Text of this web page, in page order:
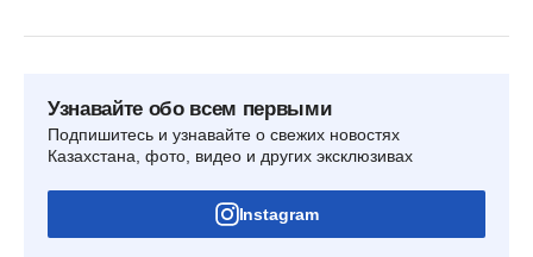
Узнавайте обо всем первыми
Подпишитесь и узнавайте о свежих новостях
Казахстана, фото, видео и других эксклюзивах
Instagram